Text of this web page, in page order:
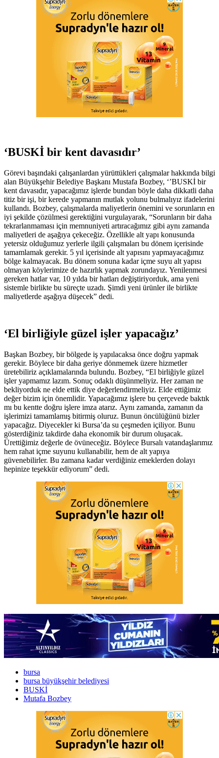
‘BUSKİ bir kent davasıdır’
Görevi başındaki çalışanlardan yürüttükleri çalışmalar hakkında bilgi
alan Büyükşehir Belediye Başkanı Mustafa Bozbey, ‘’BUSKİ bir
kent davasıdır, yapacağımız işlerde bundan böyle daha dikkatli daha
titiz bir işi, bir kerede yapmanın mutlak yolunu bulmalıyız ifadelerini
kullandı. Bozbey, çalışmalarda maliyetlerin önemini ve sorunların en
iyi şekilde çözülmesi gerektiğini vurgulayarak, “Sorunların bir daha
tekrarlanmaması için memnuniyeti artıracağımız gibi aynı zamanda
maliyetleri de aşağıya çekeceğiz. Özellikle alt yapı konusunda
yetersiz olduğumuz yerlerle ilgili çalışmaları bu dönem içerisinde
tamamlamak gerekir. 5 yıl içerisinde alt yapısını yapmayacağımız
bölge kalmayacak. Bu dönem sonuna kadar içme suyu alt yapısı
olmayan köylerimize de hazırlık yapmak zorundayız. Yenilenmesi
gereken hatlar var, 10 yılda bir hatları değiştiriyorduk, ama yeni
sistemle birlikte bu süreçte uzadı. Şimdi yeni ürünler ile birlikte
maliyetlerde aşağıya düşecek” dedi.
‘El birliğiyle güzel işler yapacağız’
Başkan Bozbey, bir bölgede iş yapılacaksa önce doğru yapmak
gerekir. Böylece bir daha geriye dönmemek üzere hizmetler
üretebiliriz açıklamalarında bulundu. Bozbey, “El birliğiyle güzel
işler yapmamız lazım. Sonuç odaklı düşünmeliyiz. Her zaman ne
bekliyorduk ne elde ettik diye değerlendirmeliyiz. Elde ettiğimiz
değer bizim için önemlidir. Yapacağımız işlere bu çerçevede baktık
mı bu kentte doğru işlere imza atarız. Aynı zamanda, zamanın da
işlerimizi tamamlamış bitirmiş oluruz. Bunun öncülüğünü bizler
yapacağız. Diyecekler ki Bursa’da su çeşmeden içiliyor. Bunu
gösterdiğiniz takdirde daha ekonomik bir durum oluşacak.
Ürettiğimiz değerle de övüneceğiz. Böylece Bursalı vatandaşlarımız
hem rahat içme suyunu kullanabilir, hem de alt yapıya
güvenebilirler. Bu zamana kadar verdiğiniz emeklerden dolayı
hepinize teşekkür ediyorum” dedi.
bursa
bursa büyükşehir belediyesi
BUSKİ
Mutafa Bozbey